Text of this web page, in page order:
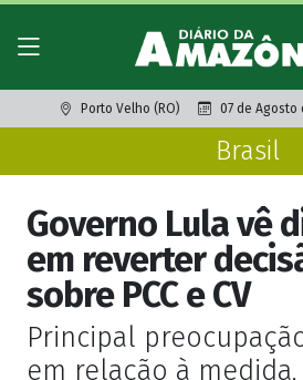
Porto Velho (RO) 07 de Agosto
Brasil
Governo Lula vê
em reverter
sobre PCC e CV
Principal
em relação à